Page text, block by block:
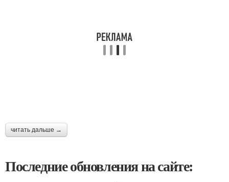
читать дальше →
Последние обновления на сайте: